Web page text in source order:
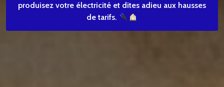
produisez votre électricité et dites adieu aux hausses
de tarifs.